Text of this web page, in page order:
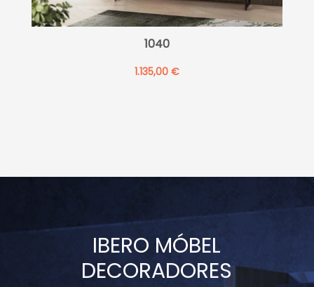
1040
1.135,00 €
IBERO MÓBEL
DECORADORES